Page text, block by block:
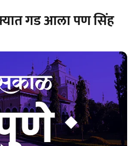
गड आला पण सिंह